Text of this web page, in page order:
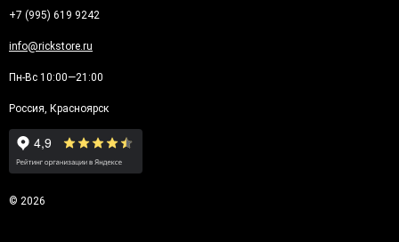
+7 (995) 619 9242
info@rickstore.ru
Пн-Вс 10:00—21:00
Россия, Красноярск
© 2026